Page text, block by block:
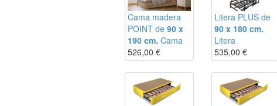
Cama madera
POINT de 90 x
190 cm. Cama
526,00 €
Litera PLUS de
90 x 180 cm.
Litera
535,00 €